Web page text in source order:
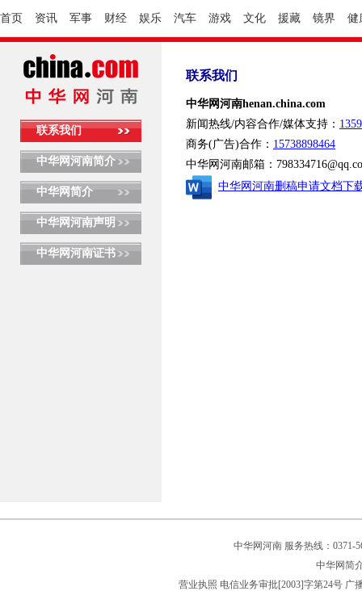
首页 资讯 军事 财经 娱乐 汽车 游戏 文化 援藏 镜界 健
联系我们
中华网河南简介
中华网简介
中华网河南声明
中华网河南证书
联系我们
中华网河南henan.china.com
新闻热线/内容合作/媒体支持：
商务(广告)合作： 15738898464
中华网河南邮箱：
中华网河南删稿申请文档下
中华网河南 服务热线：0371-
中华网简
营业执照 电信业务审批[2003]字第24号 广